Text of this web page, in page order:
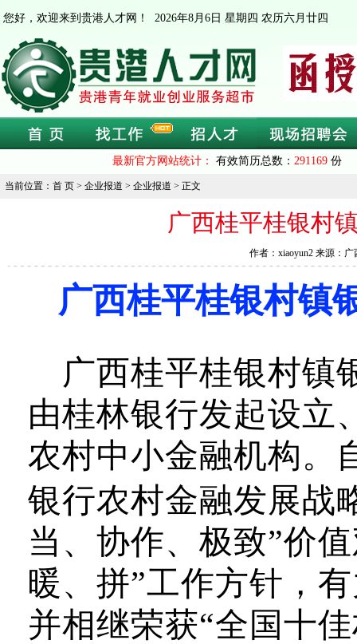
您好，欢迎来到贵港人才网！ 2026年8月6日 星期四 农历六月廿四
最新官方网站统计： 有效简历总数： 291169 份
当前位置：首 页 > 企业报道 > 企业报道 > 正文
广西桂平桂银村
作者：xiaoyun2 来源：
广西桂平桂银村镇
广西桂平桂银村镇
由桂林银行发起设立
农村中小金融机构。
银行农村金融发展战
当、协作、极致”价
暖、拼”工作方针，
并相继荣获“全国十